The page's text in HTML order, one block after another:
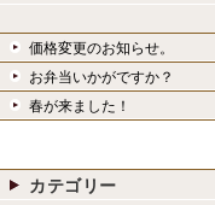
価格変更のお知らせ。
お弁当いかがですか？
春が来ました！
カテゴリー